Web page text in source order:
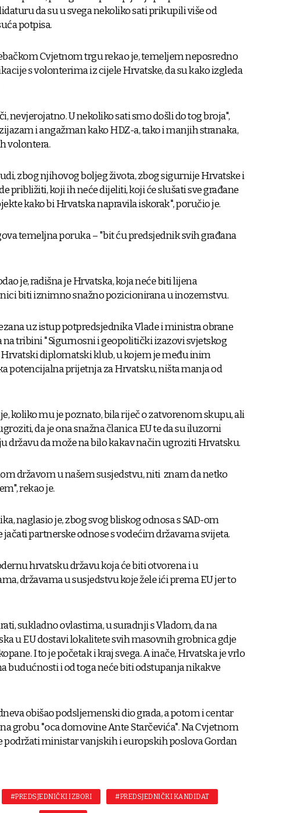
da su u svega nekoliko sati prikupili više od
potpisa.
Cvjetnom trgu rekao je, temeljem neposredno
s volonterima iz cijele Hrvatske, da su kako izgleda
nevjerojatno. U nekoliko sati smo došli do tog broja",
i angažman kako HDZ-a, tako i manjih stranaka,
volontera.
zbog njihovog boljeg života, zbog sigurnije Hrvatske i
približiti, koji ih neće dijeliti, koji će slušati sve građane
kako bi Hrvatska napravila iskorak", poručio je.
temeljna poruka – "bit ću predsjednik svih građana
je, radišna je Hrvatska, koja neće biti lijena
biti iznimno snažno pozicionirana u inozemstvu.
uz istup potpredsjednika Vlade i ministra obrane
na tribini "Sigurnosni i geopolitički izazovi svjetskog
diplomatski klub, u kojem je među inim
potencijalna prijetnja za Hrvatsku, ništa manja od
koliko mu je poznato, bila riječ o zatvorenom skupu, ali
da je ona snažna članica EU te da su iluzorni
državu da može na bilo kakav način ugroziti Hrvatsku.
državom u našem susjedstvu, niti znam da netko
rekao je.
naglasio je, zbog svog bliskog odnosa s SAD-om
partnerske odnose s vodećim državama svijeta.
hrvatsku državu koja će biti otvorena i u
državama u susjedstvu koje žele ići prema EU jer to
sukladno ovlastima, u suradnji s Vladom, da na
u EU dostavi lokalitete svih masovnih grobnica gdje
I to je početak i kraj svega. A inače, Hrvatska je vrlo
budućnosti i od toga neće biti odstupanja nikakve
obišao podsljemenski dio grada, a potom i centar
grobu "oca domovine Ante Starčevića". Na Cvjetnom
podržati ministar vanjskih i europskih poslova Gordan
#PREDSJEDNIČKI IZBORI #PREDSJEDNIČKI KANDIDAT